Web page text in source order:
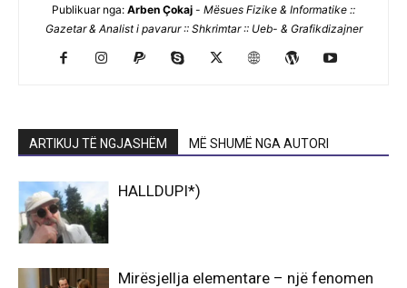
Publikuar nga: Arben Çokaj - Mësues Fizike & Informatike ::
Gazetar & Analist i pavarur :: Shkrimtar :: Ueb- & Grafikdizajner
ARTIKUJ TË NGJASHËM MË SHUMË NGA AUTORI
HALLDUPI*)
Mirësjellja elementare – një fenomen